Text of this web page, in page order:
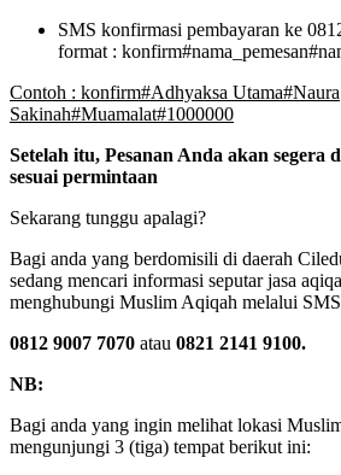
SMS konfirmasi pembayaran ke
format :
Contoh : konfirm#Adhyaksa Utama#Naura
Sakinah#Muamalat#1000000
Setelah itu, Pesanan Anda akan segera
sesuai permintaan
Sekarang tunggu apalagi?
Bagi anda yang berdomisili di daerah
sedang mencari informasi seputar jasa
menghubungi Muslim Aqiqah melalui
0812 9007 7070 atau 0821 2141 9100.
NB:
Bagi anda yang ingin melihat lokasi
mengunjungi 3 (tiga) tempat berikut ini: